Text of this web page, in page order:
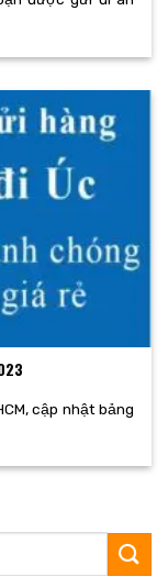
cập nhật bảng